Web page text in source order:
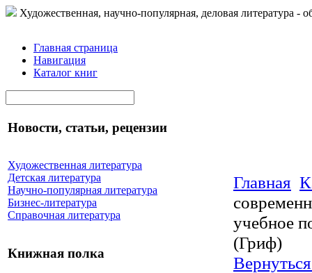
Художественная, научно-популярная, деловая литература -
Главная страница
Навигация
Каталог книг
Новости, статьи, рецензии
Художественная литература
Детская литература
Научно-популярная литература
Бизнес-литература
Справочная литература
Книжная полка
Главная
учебное
(Гриф)